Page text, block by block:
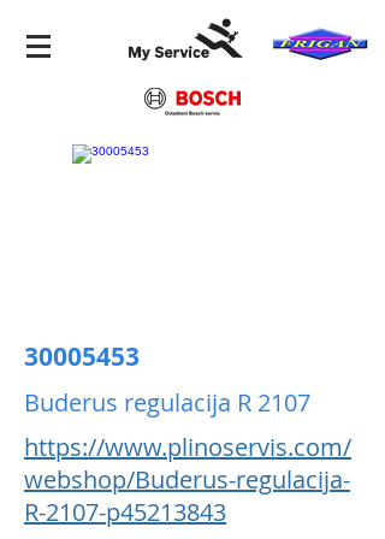
30005453
Buderus regulacija R 2107
https://www.plinoservis.com/
webshop/Buderus-regulacija-
R-2107-p45213843